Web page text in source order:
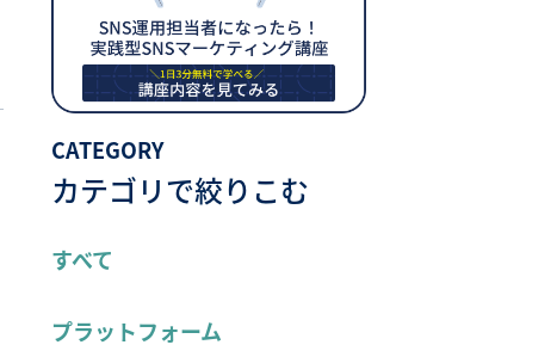
CATEGORY
カテゴリで絞りこむ
すべて
プラットフォーム